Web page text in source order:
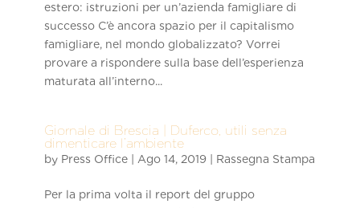
estero: istruzioni per un’azienda famigliare di
successo C’è ancora spazio per il capitalismo
famigliare, nel mondo globalizzato? Vorrei
provare a rispondere sulla base dell’esperienza
maturata all’interno...
Giornale di Brescia | Duferco, utili senza
dimenticare l’ambiente
by Press Office| Ago 14, 2019| Rassegna Stampa
Per la prima volta il report del gruppo